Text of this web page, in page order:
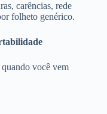
carências, rede
folheto genérico.
você vem